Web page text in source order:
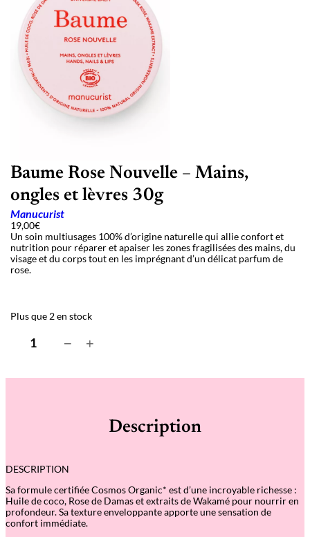
Baume Rose Nouvelle – Mains,
ongles et lèvres 30g
Manucurist
19,00€
Un soin multiusages 100% d’origine naturelle qui allie confort et
nutrition pour réparer et apaiser les zones fragilisées des mains, du
visage et du corps tout en les imprégnant d’un délicat parfum de
rose.
Plus que 2 en stock
t
u
e
R
o
s
− +
Description
DESCRIPTION
Sa formule certifiée Cosmos Organic* est d’une incroyable richesse :
Huile de coco, Rose de Damas et extraits de Wakamé pour nourrir en
profondeur. Sa texture enveloppante apporte une sensation de
confort immédiate.